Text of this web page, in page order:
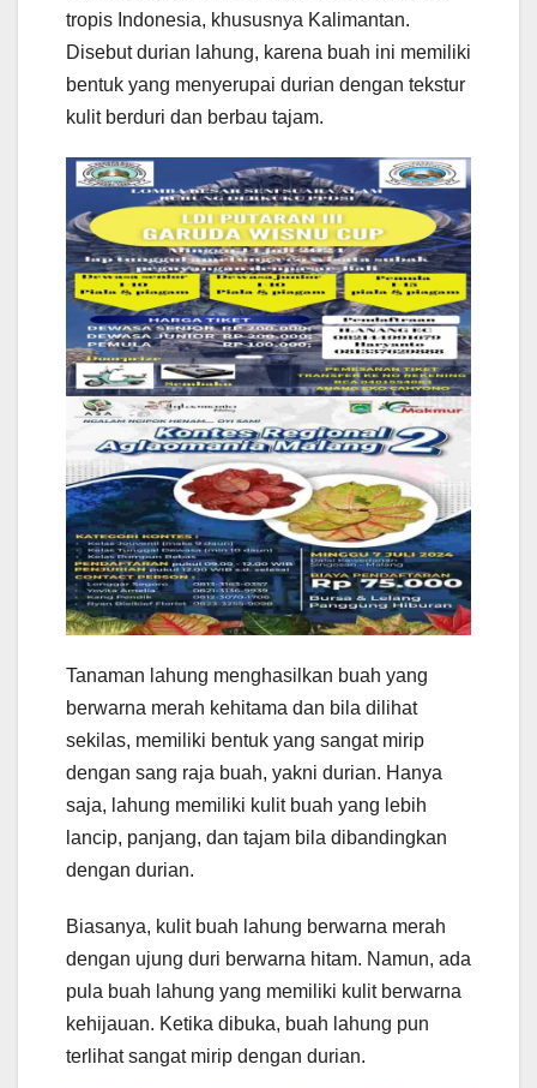
tropis Indonesia, khususnya Kalimantan.
Disebut durian lahung, karena buah ini memiliki
bentuk yang menyerupai durian dengan tekstur
kulit berduri dan berbau tajam.
Tanaman lahung menghasilkan buah yang
berwarna merah kehitama dan bila dilihat
sekilas, memiliki bentuk yang sangat mirip
dengan sang raja buah, yakni durian. Hanya
saja, lahung memiliki kulit buah yang lebih
lancip, panjang, dan tajam bila dibandingkan
dengan durian.
Biasanya, kulit buah lahung berwarna merah
dengan ujung duri berwarna hitam. Namun, ada
pula buah lahung yang memiliki kulit berwarna
kehijauan. Ketika dibuka, buah lahung pun
terlihat sangat mirip dengan durian.